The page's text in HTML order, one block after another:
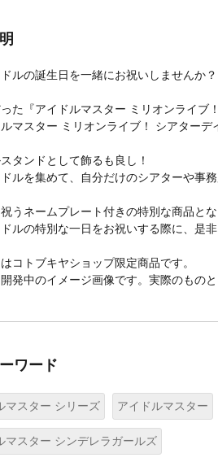
ルの誕生日を一緒にお祝いしませんか？
た『アイドルマスター ミリオンライブ
ルマスター ミリオンライブ！ シアター
タンドとして飾るも良し！
ルを集めて、自分だけのシアターや事
うネームプレート付きの特別な商品と
ルの特別な一日をお祝いする際に、是
コトブキヤショップ限定商品です。
発中のイメージ画像です。実際のもの
ワード
マスター シリーズ アイドルマスター
マスター シンデレラガールズ